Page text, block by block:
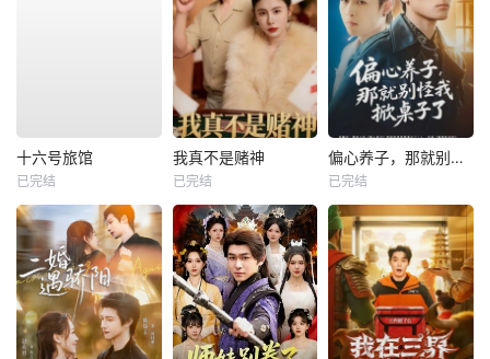
十六号旅馆
已完结
我真不是赌神
已完结
偏心养子，那就别怪我掀桌子了
已完结